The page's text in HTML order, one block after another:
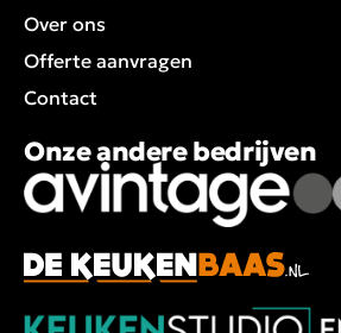
Over ons
Offerte aanvragen
Contact
Onze andere bedrijven